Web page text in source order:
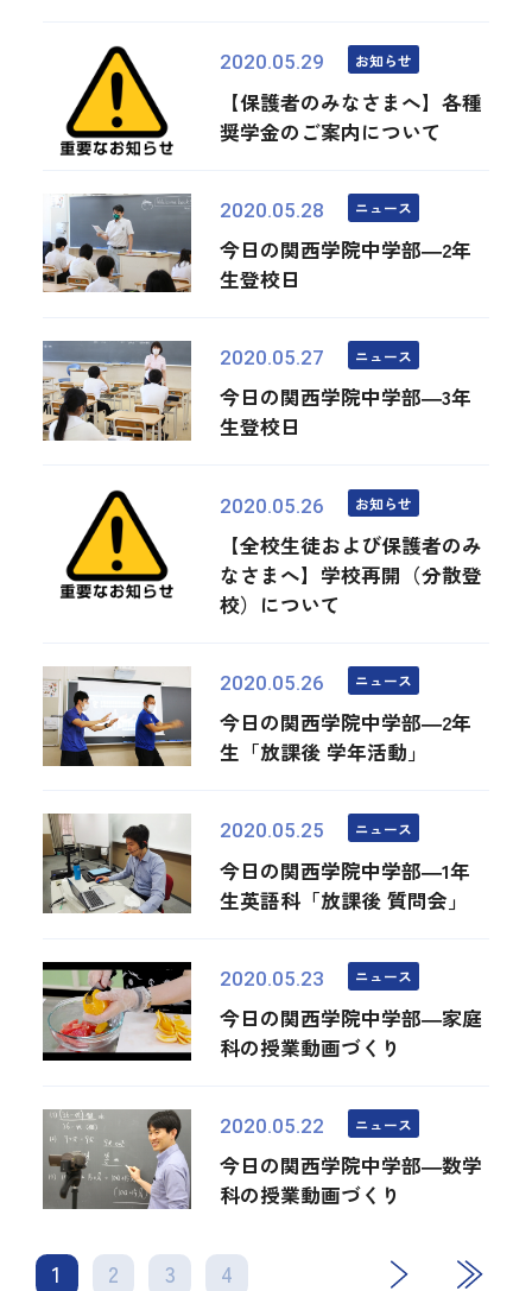
2020.05.29 お知らせ
【保護者のみなさまへ】各種
奨学金のご案内について
2020.05.28 ニュース
今日の関西学院中学部―2年
生登校日
2020.05.27 ニュース
今日の関西学院中学部―3年
生登校日
2020.05.26 お知らせ
【全校生徒および保護者のみ
なさまへ】学校再開（分散登
校）について
2020.05.26 ニュース
今日の関西学院中学部―2年
生「放課後 学年活動」
2020.05.25 ニュース
今日の関西学院中学部―1年
生英語科「放課後 質問会」
2020.05.23 ニュース
今日の関西学院中学部―家庭
科の授業動画づくり
2020.05.22 ニュース
今日の関西学院中学部―数学
科の授業動画づくり
1 2 3 4